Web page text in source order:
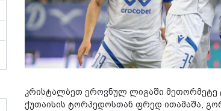
კრისტალბეთ ეროვნულ ლიგაში მეთორმეტე
ქუთაისის ტორპედოსთან ფრედ ითამაშა,